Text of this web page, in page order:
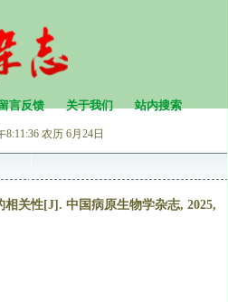
言反馈 关于我们 站内搜索
8:11:36 农历 6月24日
关性[J]. 中国病原生物学杂志, 2025,